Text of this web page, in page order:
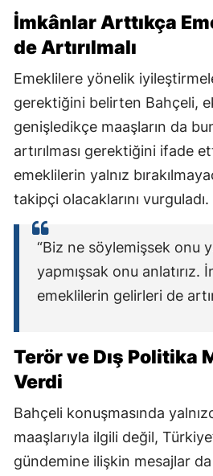
İmkânlar Arttıkça
de Artırılmalı
Emeklilere yönelik
gerektiğini belirten Bahçeli,
genişledikçe maaşların da
artırılması gerektiğini ifade
emeklilerin yalnız
takipçi olacaklarını vurguladı.
“Biz ne söylemişsek onu
yapmışsak onu anlatırız.
emeklilerin gelirleri de
Terör ve Dış Politika
Verdi
Bahçeli konuşmasında
maaşlarıyla ilgili değil,
gündemine ilişkin mesajlar